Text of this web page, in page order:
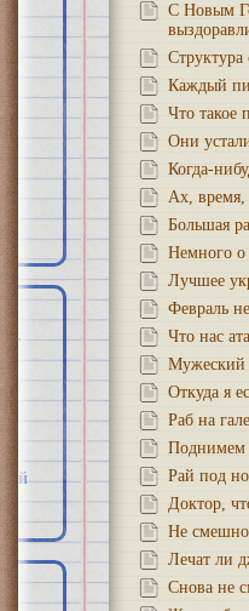
С Новым
Структура
Каждый
Что такое
Они
Когда-
Ах, время,
Большая
Немного о
Лучшее
Февраль
Что нас
Мужеский
Откуда я
Раб на
Поднимем
Рай под
Доктор,
Не
Лечат ли
Снова не